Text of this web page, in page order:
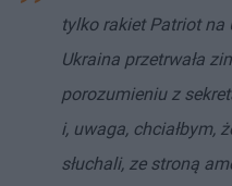
tylko rakiet Patriot na
Ukraina przetrwała
porozumieniu z
i, uwaga, chciałbym,
słuchali, ze stroną